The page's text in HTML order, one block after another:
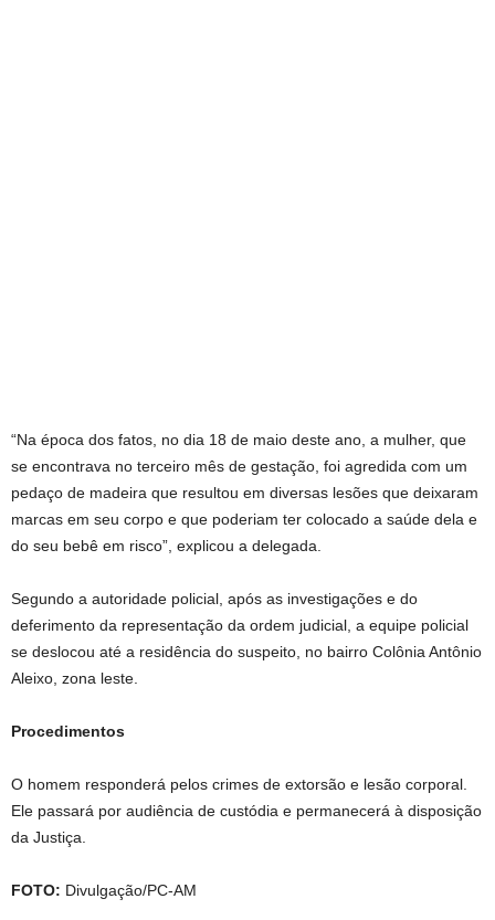
“Na época dos fatos, no dia 18 de maio deste ano, a mulher, que
se encontrava no terceiro mês de gestação, foi agredida com um
pedaço de madeira que resultou em diversas lesões que deixaram
marcas em seu corpo e que poderiam ter colocado a saúde dela e
do seu bebê em risco”, explicou a delegada.
Segundo a autoridade policial, após as investigações e do
deferimento da representação da ordem judicial, a equipe policial
se deslocou até a residência do suspeito, no bairro Colônia Antônio
Aleixo, zona leste.
Procedimentos
O homem responderá pelos crimes de extorsão e lesão corporal.
Ele passará por audiência de custódia e permanecerá à disposição
da Justiça.
FOTO: Divulgação/PC-AM